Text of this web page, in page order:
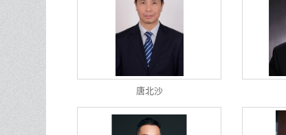
唐北沙